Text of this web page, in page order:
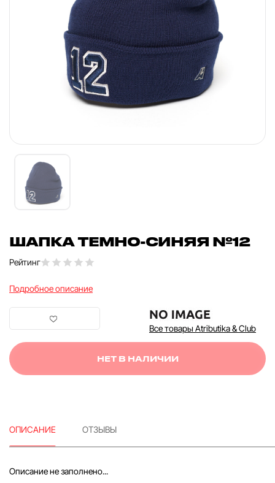
ШАПКА ТЕМНО-СИНЯЯ №12
Рейтинг
Подробное описание
Все товары Atributika & Club
НЕТ В НАЛИЧИИ
ОПИСАНИЕ ОТЗЫВЫ
Описание не заполнено...